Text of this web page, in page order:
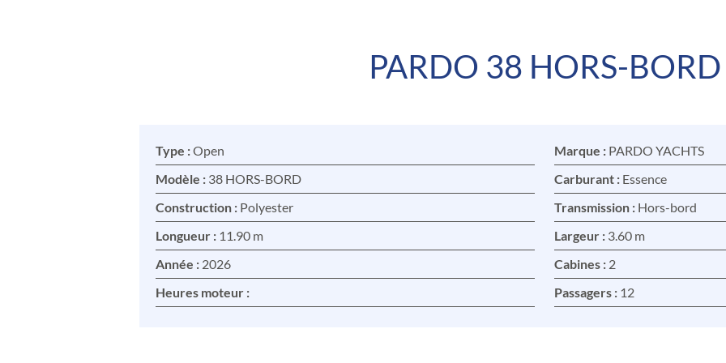
PARDO 38 HORS-BORD
Type :Open Marque : PARDO YACHTS
Modèle : 38 HORS-BORD Carburant : Essence
Construction : Polyester Transmission : Hors-bord
Longueur : 11.90 m Largeur : 3.60 m
Année : 2026 Cabines : 2
Heures moteur :
Passagers : 12